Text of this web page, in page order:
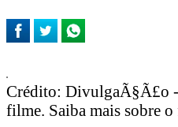
Crédito: DivulgaÃ§Ã£o -
filme. Saiba mais sobre